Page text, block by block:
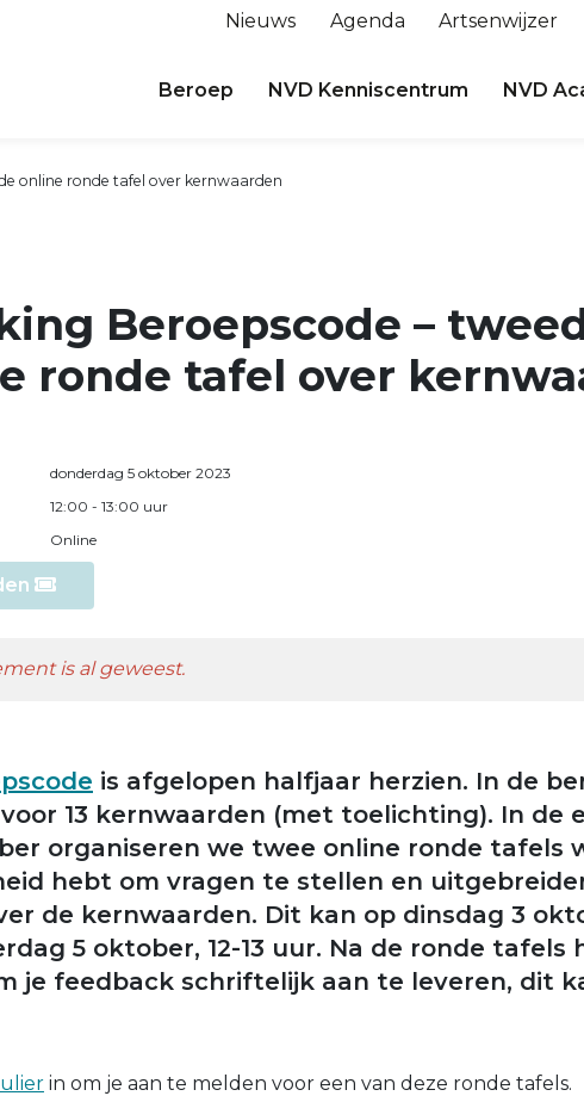
Nieuws Agenda Artsenwijzer
Beroep NVD Kenniscentrum NVD
online ronde tafel over kernwaarden
Beroepscode –
ronde tafel over
donderdag 5 oktober 2023
12:00 - 13:00 uur
Online
is al geweest.
is afgelopen halfjaar herzien. In de
13 kernwaarden (met toelichting). In de
organiseren we twee online ronde tafels
hebt om vragen te stellen en
de kernwaarden. Dit kan op dinsdag 3
5 oktober, 12-13 uur. Na de ronde tafels
je feedback schriftelijk aan te leveren, dit
in om je aan te melden voor een van deze ronde tafels.